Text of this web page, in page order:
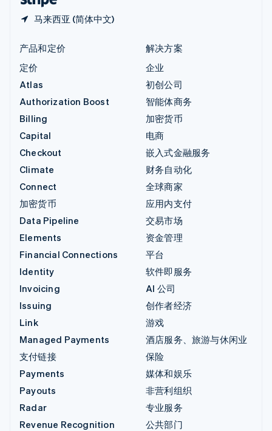
马来西亚 (简体中文)
产品和定价
定价
Atlas
Authorization Boost
Billing
Capital
Checkout
Climate
Connect
加密货币
Data Pipeline
Elements
Financial Connections
Identity
Invoicing
Issuing
Link
Managed Payments
支付链接
Payments
Payouts
Radar
Revenue Recognition
解决方案
企业
初创公司
智能体商务
加密货币
电商
嵌入式金融服务
财务自动化
全球商家
应用内支付
交易市场
资金管理
平台
软件即服务
AI 公司
创作者经济
游戏
酒店服务、旅游与休闲业
保险
媒体和娱乐
非营利组织
专业服务
公共部门